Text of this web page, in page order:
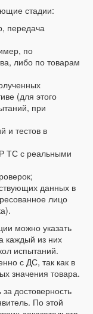
стадии:
передача
по
либо по товарам
(для этого
при
и тестов в
ТС с реальными
данных в
лицо
можно указать
каждый из них
испытаний.
с ДС, так как в
значения товара.
достоверность
По этой